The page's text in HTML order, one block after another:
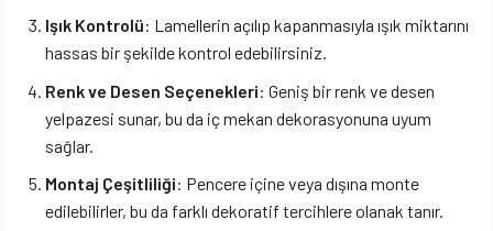
Işık Kontrolü: Lamellerin açılıp kapanmasıyla ışık miktarını
hassas bir şekilde kontrol edebilirsiniz.
Renk ve Desen Seçenekleri: Geniş bir renk ve desen
yelpazesi sunar, bu da iç mekan dekorasyonuna uyum
sağlar.
Montaj Çeşitliliği: Pencere içine veya dışına monte
edilebilirler, bu da farklı dekoratif tercihlere olanak tanır.